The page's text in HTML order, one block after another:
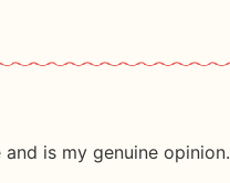
is my genuine opinion.